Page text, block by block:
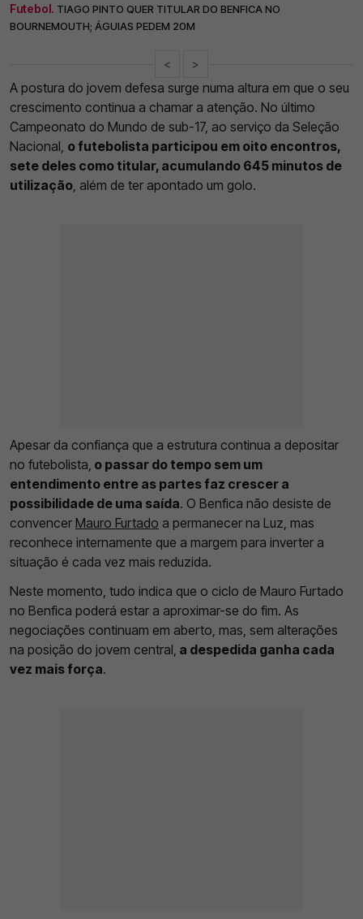
Futebol. TIAGO PINTO QUER TITULAR DO BENFICA NO
BOURNEMOUTH; ÁGUIAS PEDEM 20M
< >
A postura do jovem defesa surge numa altura em que o seu
crescimento continua a chamar a atenção. No último
Campeonato do Mundo de sub-17, ao serviço da Seleção
Nacional, o futebolista participou em oito encontros,
sete deles como titular, acumulando 645 minutos de
utilização, além de ter apontado um golo.
Apesar da confiança que a estrutura continua a depositar
no futebolista, o passar do tempo sem um
entendimento entre as partes faz crescer a
possibilidade de uma saída. O Benfica não desiste de
convencer Mauro Furtado a permanecer na Luz, mas
reconhece internamente que a margem para inverter a
situação é cada vez mais reduzida.
Neste momento, tudo indica que o ciclo de Mauro Furtado
no Benfica poderá estar a aproximar-se do fim. As
negociações continuam em aberto, mas, sem alterações
na posição do jovem central, a despedida ganha cada
vez mais força.